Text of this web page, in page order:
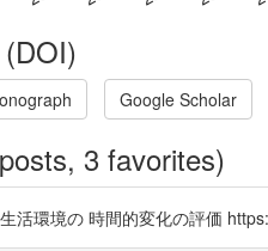
Google Scholar
3 favorites)
活環境の 時間的変化の評価